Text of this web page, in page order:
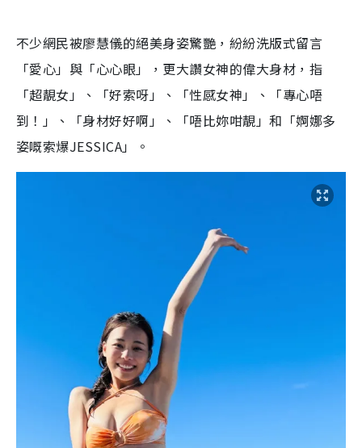
不少網民被廖慧儀的絕美身姿驚艷，紛紛洗版式留言
「愛心」與「心心眼」，更大讚女神的偉大身材，指
「超靚女」、「好索呀」、「性感女神」、「專心唔
到！」、「身材好好啊」、「唔比妳咁靚」和「婀娜多
姿嘅索爆JESSICA」。